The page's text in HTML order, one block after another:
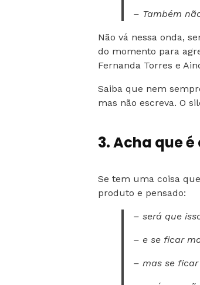
– Também
Não vá nessa onda,
do momento para
Fernanda Torres e
Saiba que nem
mas não escreva. O
3. Acha que
Se tem uma coisa
produto e pensado:
– será que
– e se ficar
– mas se